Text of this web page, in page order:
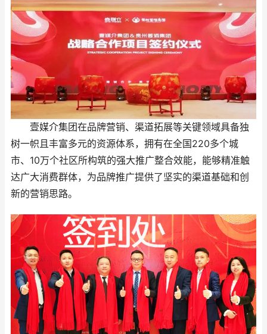
壹媒介集团在品牌营销、渠道拓展等关键领域具备独
树一帜且丰富多元的资源体系，拥有在全国220多个城
市、10万个社区所构筑的强大推广整合效能，能够精准触
达广大消费群体，为品牌推广提供了坚实的渠道基础和创
新的营销思路。